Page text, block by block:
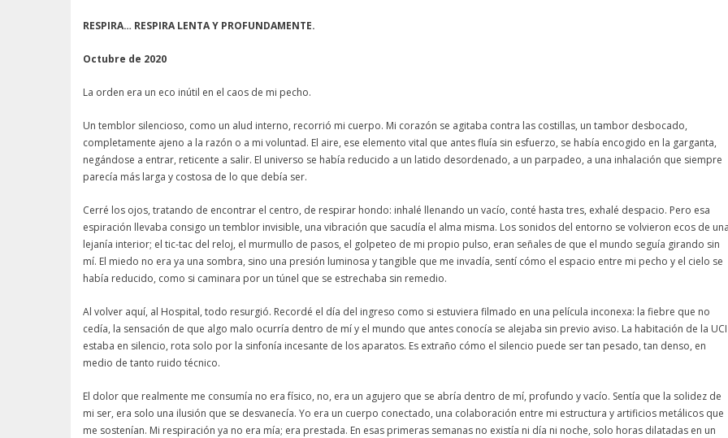
RESPIRA… RESPIRA LENTA Y PROFUNDAMENTE.
Octubre de 2020
La orden era un eco inútil en el caos de mi pecho.
Un temblor silencioso, como un alud interno, recorrió mi cuerpo. Mi corazón se agitaba contra las costillas, un tambor desbocado,
completamente ajeno a la razón o a mi voluntad. El aire, ese elemento vital que antes fluía sin esfuerzo, se había encogido en la garganta,
negándose a entrar, reticente a salir. El universo se había reducido a un latido desordenado, a un parpadeo, a una inhalación que siempre
parecía más larga y costosa de lo que debía ser.
Cerré los ojos, tratando de encontrar el centro, de respirar hondo: inhalé llenando un vacío, conté hasta tres, exhalé despacio. Pero esa
espiración llevaba consigo un temblor invisible, una vibración que sacudía el alma misma. Los sonidos del entorno se volvieron ecos de
lejanía interior; el tic-tac del reloj, el murmullo de pasos, el golpeteo de mi propio pulso, eran señales de que el mundo seguía girando sin
mí. El miedo no era ya una sombra, sino una presión luminosa y tangible que me invadía, sentí cómo el espacio entre mi pecho y el cielo se
había reducido, como si caminara por un túnel que se estrechaba sin remedio.
Al volver aquí, al Hospital, todo resurgió. Recordé el día del ingreso como si estuviera filmado en una película inconexa: la fiebre que no
cedía, la sensación de que algo malo ocurría dentro de mí y el mundo que antes conocía se alejaba sin previo aviso. La habitación de la UCI
estaba en silencio, rota solo por la sinfonía incesante de los aparatos. Es extraño cómo el silencio puede ser tan pesado, tan denso, en
medio de tanto ruido técnico.
El dolor que realmente me consumía no era físico, no, era un agujero que se abría dentro de mí, profundo y vacío. Sentía que la solidez de
mi ser, era solo una ilusión que se desvanecía. Yo era un cuerpo conectado, una colaboración entre mi estructura y artificios metálicos que
me sostenían. Mi respiración ya no era mía; era prestada. En esas primeras semanas no existía ni día ni noche, solo horas dilatadas en un